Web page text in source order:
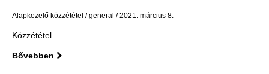
Alapkezelő közzététel general 2021. március 8.
Közzététel
Bővebben